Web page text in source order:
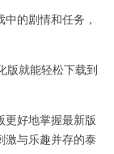
的剧情和任务，
就能轻松下载到
好地掌握最新版
激与乐趣并存的泰